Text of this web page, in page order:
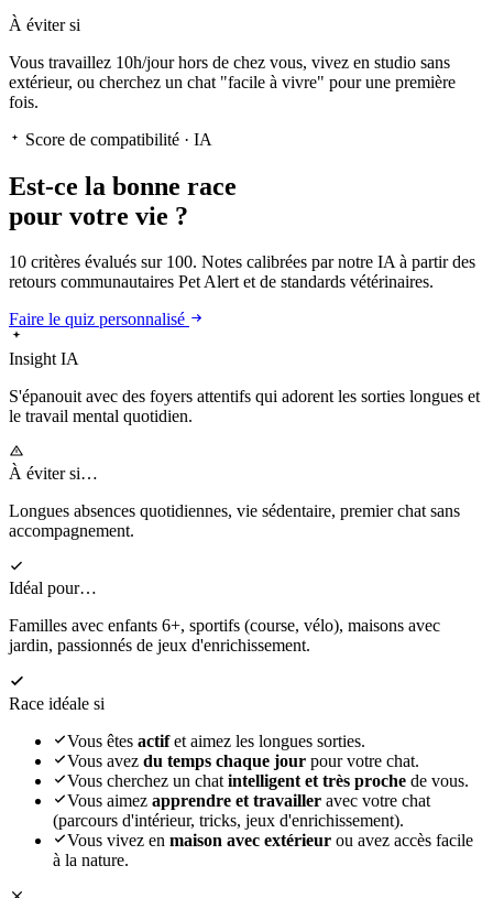
À éviter si
Vous travaillez 10h/jour hors de chez vous, vivez en studio sans
extérieur, ou cherchez un chat "facile à vivre" pour une première
fois.
Score de compatibilité · IA
Est-ce la bonne race
pour votre vie ?
10 critères évalués sur 100. Notes calibrées par notre IA à partir des
retours communautaires Pet Alert et de standards vétérinaires.
Faire le quiz personnalisé
Insight IA
S'épanouitavec des foyers attentifs qui adorent les sorties longues et
le travail mental quotidien.
À éviter si…
Longues absences quotidiennes, vie sédentaire, premier chat sans
accompagnement.
Idéal pour…
Familles avec enfants 6+, sportifs (course, vélo), maisons avec
jardin, passionnés de jeux d'enrichissement.
Race idéale si
Vous êtes actifet aimez les longues sorties.
Vous avez du temps chaque jour pour votre chat.
Vous cherchez un chatintelligent et très proche de vous.
Vous aimez apprendre et travailler avec votre chat
(parcours d'intérieur, tricks, jeux d'enrichissement).
Vous vivez en maison avec extérieur ou avez accès facile
à la nature.